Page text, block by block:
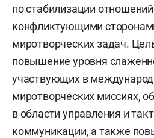
по стабилизации
конфликтующими
миротворческих задач.
повышение уровня
участвующих в
миротворческих миссиях,
в области управления и
коммуникации, а также